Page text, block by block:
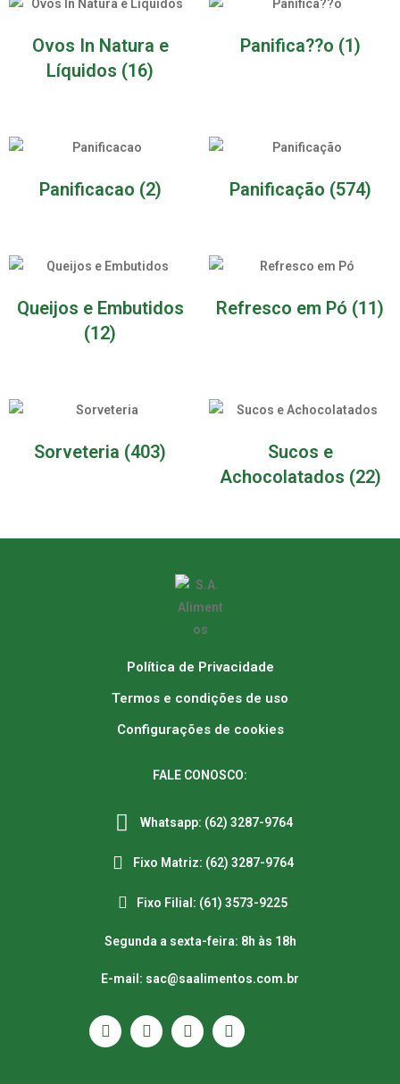
Ovos In Natura e
Líquidos (16)
Panifica??o (1)
Panificacao (2) Panificação (574)
Queijos e Embutidos
(12)
Refresco em Pó (11)
Sorveteria (403)
Sucos e
Achocolatados (22)
Política de Privacidade
Termos e condições de uso
Configurações de cookies
FALE CONOSCO:
Whatsapp: (62) 3287-9764
Fixo Matriz: (62) 3287-9764
Fixo Filial: (61) 3573-9225
Segunda a sexta-feira: 8h às 18h
E-mail: sac@saalimentos.com.br